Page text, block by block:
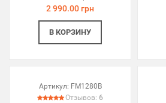
2 990.00 грн
В КОРЗИНУ
Артикул: FM1280B
Отзывов: 6